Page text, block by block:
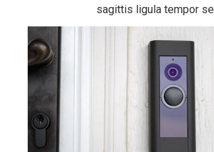
sagittis ligula tempor se